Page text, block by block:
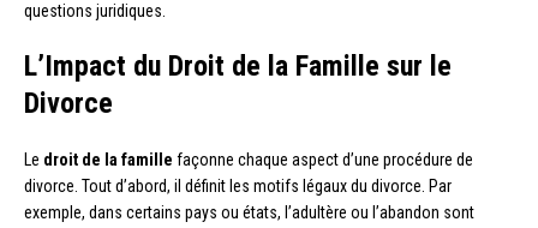
questions juridiques.
L’Impact du Droit de la Famille sur le
Divorce
Le droit de la famille façonne chaque aspect d’une procédure de
divorce. Tout d’abord, il définit les motifs légaux du divorce. Par
exemple, dans certains pays ou états, l’adultère ou l’abandon sont